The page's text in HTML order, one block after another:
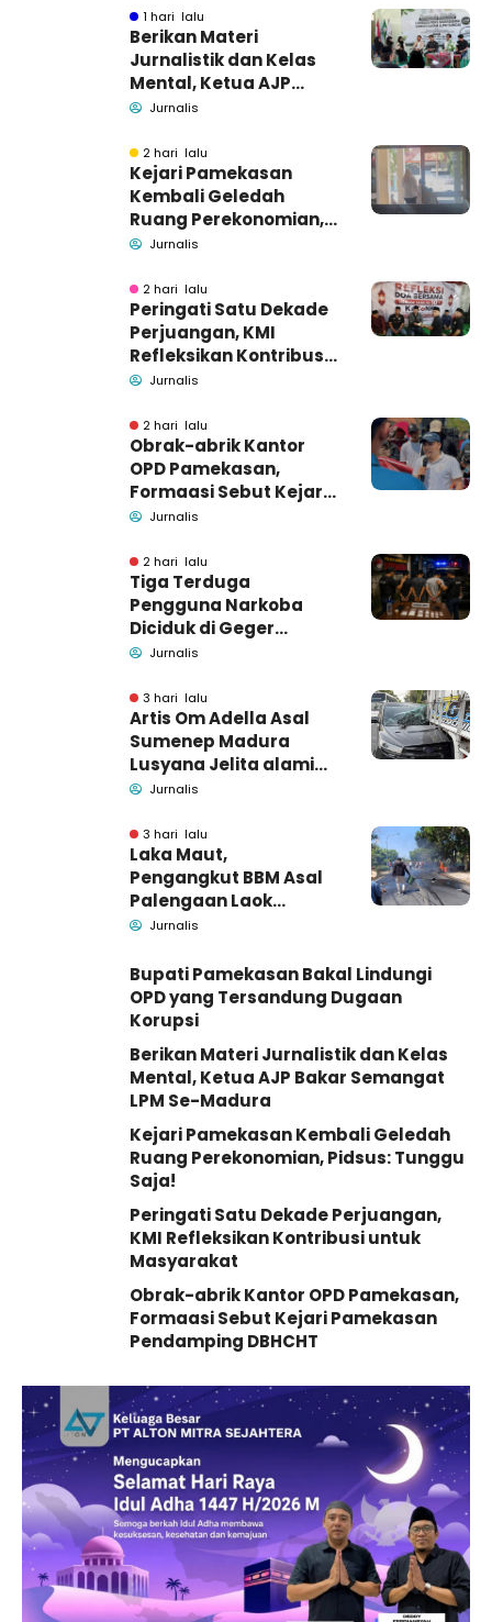
1 hari lalu
Berikan Materi
Jurnalistik dan Kelas
Mental, Ketua AJP
Bakar Semangat LPM
Jurnalis
2 hari lalu
Kejari Pamekasan
Kembali Geledah
Ruang Perekonomian,
Pidsus: Tunggu Saja!
Jurnalis
2 hari lalu
Peringati Satu Dekade
Perjuangan, KMI
Refleksikan Kontribusi
untuk Masyarakat
Jurnalis
2 hari lalu
Obrak-abrik Kantor
OPD Pamekasan,
Formaasi Sebut Kejari
Pamekasan
Jurnalis
2 hari lalu
Tiga Terduga
Pengguna Narkoba
Diciduk di Geger
Bangkalan, Polisi Masih
Barang Bukti
Jurnalis
3 hari lalu
Artis Om Adella Asal
Sumenep Madura
Lusyana Jelita alami
kecelakaan di Wonogiri
Jurnalis
3 hari lalu
Laka Maut,
Pengangkut BBM Asal
Palengaan Laok
Pamekasan Meninggal
Jurnalis
Bupati Pamekasan Bakal Lindungi
OPD yang Tersandung Dugaan
Korupsi
Berikan Materi Jurnalistik dan Kelas
Mental, Ketua AJP Bakar Semangat
LPM Se-Madura
Kejari Pamekasan Kembali Geledah
Ruang Perekonomian, Pidsus: Tunggu
Saja!
Peringati Satu Dekade Perjuangan,
KMI Refleksikan Kontribusi untuk
Masyarakat
Obrak-abrik Kantor OPD Pamekasan,
Formaasi Sebut Kejari Pamekasan
Pendamping DBHCHT